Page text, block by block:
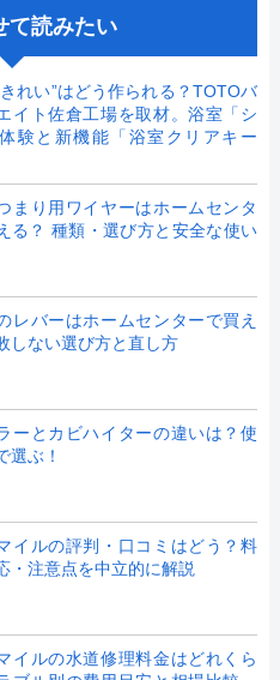
て読みたい
れい”はどう作られる？TOTOバ
イト佐倉工場を取材。浴室「シ
験と新機能「浴室クリアキー
まり用ワイヤーはホームセンタ
る？ 種類・選び方と安全な使い
レバーはホームセンターで買え
しない選び方と直し方
ーとカビハイターの違いは？使
選ぶ！
イルの評判・口コミはどう？料
・注意点を中立的に解説
イルの水道修理料金はどれくら